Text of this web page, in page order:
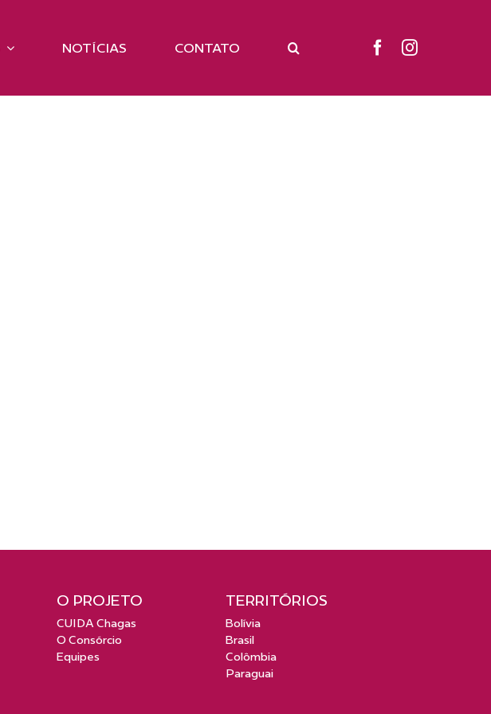
NOTÍCIAS CONTATO
O PROJETO
CUIDA Chagas
O Consórcio
Equipes
TERRITÓRIOS
Bolívia
Brasil
Colômbia
Paraguai